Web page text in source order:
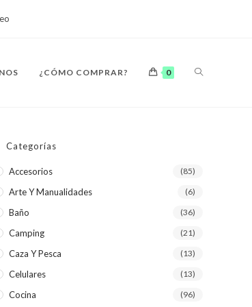
¿CÓMO COMPRAR? 0 ALTERNAR
DE
LA
Categorías
Accesorios (85)
Arte Y Manualidades (6)
Baño (36)
Camping (21)
Caza Y Pesca (13)
Celulares (13)
Cocina (96)